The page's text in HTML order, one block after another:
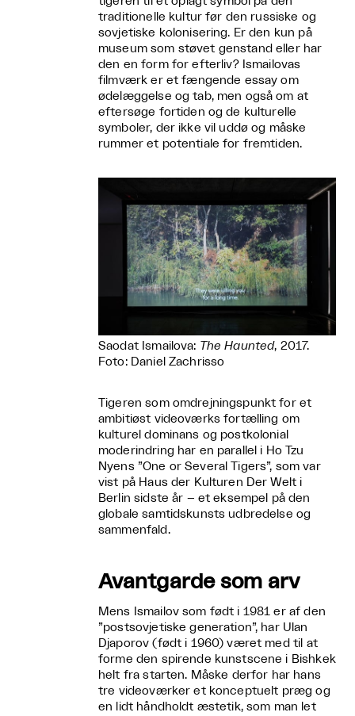
traditionelle kultur før den russiske og
sovjetiske kolonisering. Er den kun på
museum som støvet genstand eller har
den en form for efterliv? Ismailovas
filmværk er et fængende essay om
ødelæggelse og tab, men også om at
eftersøge fortiden og de kulturelle
symboler, der ikke vil uddø og måske
rummer et potentiale for fremtiden.
Saodat Ismailova: The Haunted, 2017.
Foto: Daniel Zachrisso
Tigeren som omdrejningspunkt for et
ambitiøst videoværks fortælling om
kulturel dominans og postkolonial
moderindring har en parallel i Ho Tzu
Nyens ”One or Several Tigers”, som var
vist på Haus der Kulturen Der Welt i
Berlin sidste år – et eksempel på den
globale samtidskunsts udbredelse og
sammenfald.
Avantgarde som arv
Mens Ismailov som født i 1981 er af den
”postsovjetiske generation”, har Ulan
Djaporov (født i 1960) været med til at
forme den spirende kunstscene i Bishkek
helt fra starten. Måske derfor har hans
tre videoværker et konceptuelt præg og
en lidt håndholdt æstetik, som man let